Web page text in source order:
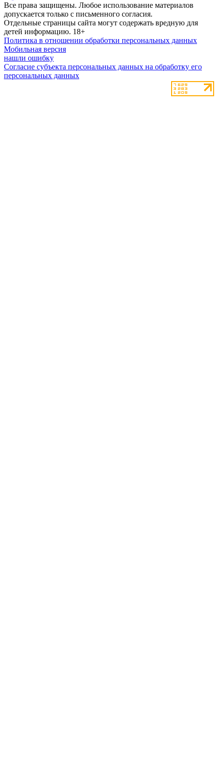
Все права защищены. Любое использование материалов
допускается только с письменного согласия.
Отдельные страницы сайта могут содержать вредную для
детей информацию. 18+
Политика в отношении обработки персональных данных
Мобильная версия
нашли ошибку
Согласие субъекта персональных данных на обработку его
персональных данных